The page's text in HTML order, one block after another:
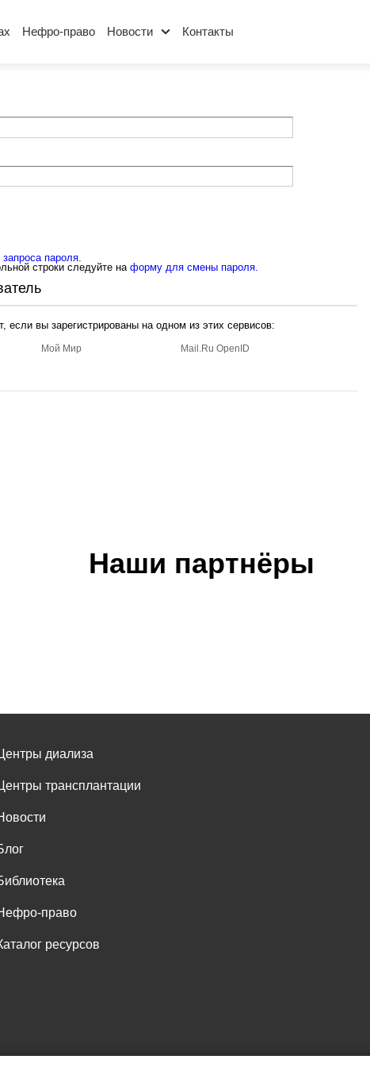
Нефро-право Новости Контакты
пароля.
строки следуйте на форму для смены пароля.
если вы зарегистрированы на одном из этих сервисов:
Мой Мир Mail.Ru OpenID
Наши партнёры
диализа
трансплантации
право
ресурсов